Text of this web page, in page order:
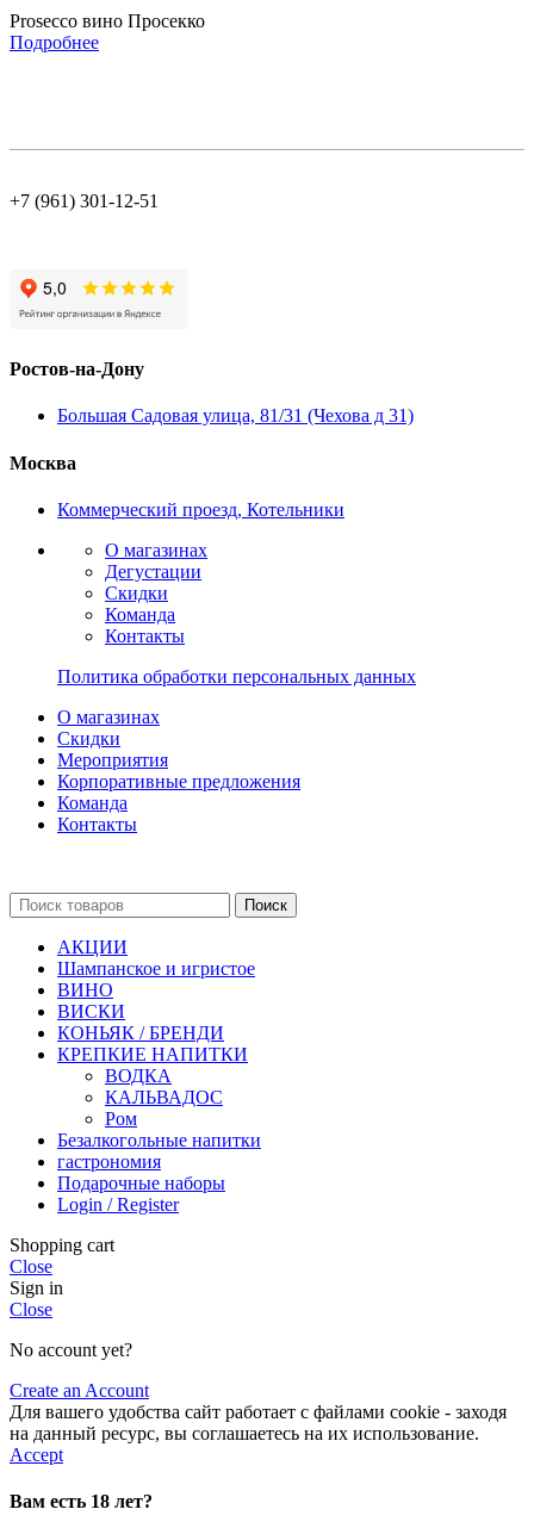
Prosecco вино Просекко
Подробнее
+7 (961) 301-12-51
Ростов-на-Дону
Большая Садовая улица, 81/31 (Чехова д 31)
Москва
Коммерческий проезд, Котельники
О магазинах
Дегустации
Скидки
Команда
Контакты
Политика обработки персональных данных
О магазинах
Скидки
Мероприятия
Корпоративные предложения
Команда
Контакты
Поиск
АКЦИИ
Шампанское и игристое
ВИНО
ВИСКИ
КОНЬЯК / БРЕНДИ
КРЕПКИЕ НАПИТКИ
ВОДКА
КАЛЬВАДОС
Ром
Безалкогольные напитки
гастрономия
Подарочные наборы
Login / Register
Shopping cart
Close
Sign in
Close
No account yet?
Create an Account
Для вашего удобства сайт работает с файлами cookie - заходя
на данный ресурс, вы соглашаетесь на их использование.
Accept
Вам есть 18 лет?